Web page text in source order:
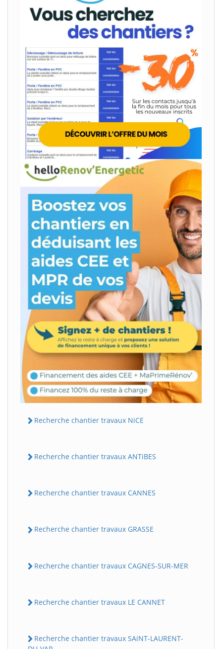
Recherche chantier travaux NiCE
Recherche chantier travaux ANTiBES
Recherche chantier travaux CANNES
Recherche chantier travaux GRASSE
Recherche chantier travaux CAGNES-SUR-MER
Recherche chantier travaux LE CANNET
Recherche chantier travaux SAiNT-LAURENT-